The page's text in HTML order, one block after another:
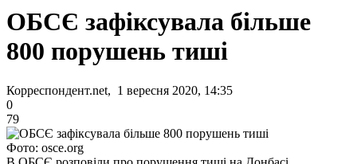
ОБСЄ зафіксувала більше
800 порушень тиші
Корреспондент.net, 1 вересня 2020, 14:35
0
79
Фото: osce.org